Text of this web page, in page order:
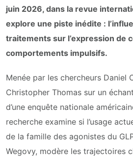
juin 2026, dans la revue
explore une piste inédite :
traitements sur l’expression de
comportements impulsifs.
Menée par les chercheurs Daniel
Christopher Thomas sur un
d’une enquête nationale
recherche examine si l’usage
de la famille des agonistes du
Wegovy, modère les trajectoires